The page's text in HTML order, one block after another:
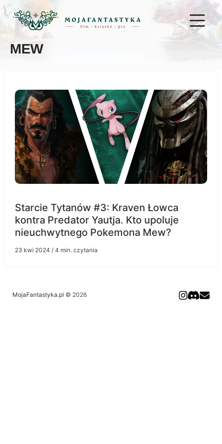
MEW
Starcie Tytanów #3: Kraven Łowca
kontra Predator Yautja. Kto upoluje
nieuchwytnego Pokemona Mew?
23 kwi 2024 / 4 min. czytania
MojaFantastyka.pl © 2026